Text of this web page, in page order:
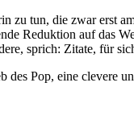
zu tun, die zwar erst
Reduktion auf
sprich: Zitate, für
Pop, eine clevere